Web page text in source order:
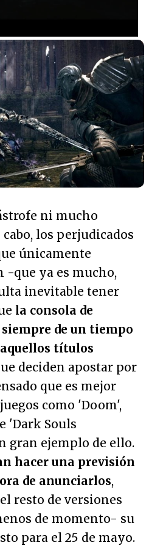
ni mucho
los perjudicados
únicamente
-que ya es mucho,
inevitable tener
la consola de
de un tiempo
títulos
deciden apostar por
que es mejor
como 'Doom',
'Dark Souls
gran ejemplo de ello.
hacer una previsión
de anunciarlos,
resto de versiones
de momento- su
para el 25 de mayo.